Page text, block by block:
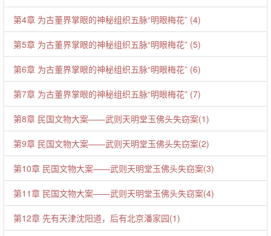
第4章 为古董界掌眼的神秘组织五脉“明眼梅花” (4)
第5章 为古董界掌眼的神秘组织五脉“明眼梅花” (5)
第6章 为古董界掌眼的神秘组织五脉“明眼梅花” (6)
第7章 为古董界掌眼的神秘组织五脉“明眼梅花” (7)
第8章 民国文物大案——武则天明堂玉佛头失窃案(1)
第9章 民国文物大案——武则天明堂玉佛头失窃案(2)
第10章 民国文物大案——武则天明堂玉佛头失窃案(3)
第11章 民国文物大案——武则天明堂玉佛头失窃案(4)
第12章 先有天津沈阳道，后有北京潘家园(1)